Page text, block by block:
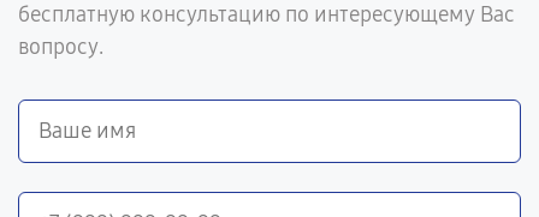
бесплатную консультацию по интересующему Вас
вопросу.